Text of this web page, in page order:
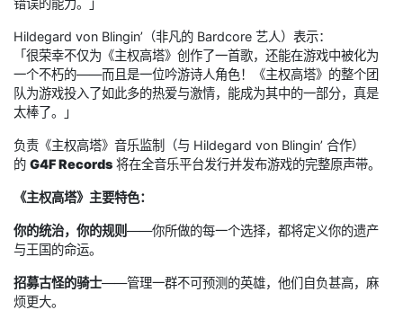
Hildegard von Blingin’（非凡的 Bardcore 艺人）表示：
「很荣幸不仅为《主权高塔》创作了一首歌，还能在游戏中被化为
一个不朽的——而且是一位吟游诗人角色！《主权高塔》的整个团
队为游戏投入了如此多的热爱与激情，能成为其中的一部分，真是
太棒了。」
负责《主权高塔》音乐监制（与 Hildegard von Blingin’ 合作）
的 G4F Records 将在全音乐平台发行并发布游戏的完整原声带。
《主权高塔》主要特色：
你的统治，你的规则——你所做的每一个选择，都将定义你的遗产
与王国的命运。
招募古怪的骑士——管理一群不可预测的英雄，他们自负甚高，麻
烦更大。